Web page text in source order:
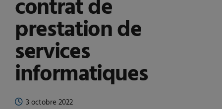
contrat de
prestation de
services
informatiques
3 octobre 2022